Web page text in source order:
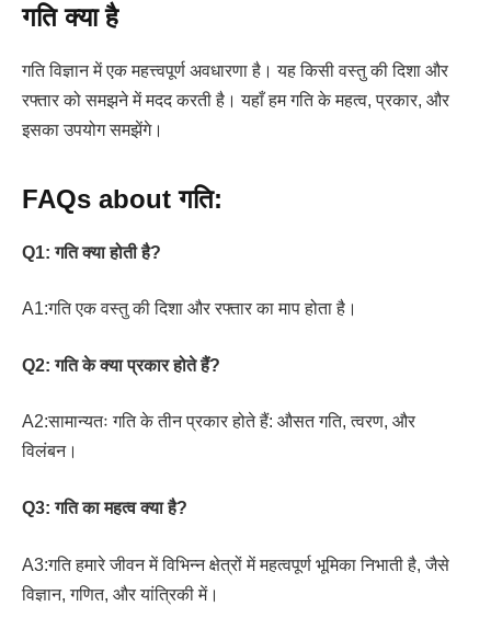
गति क्या है
गति विज्ञान में एक महत्त्वपूर्ण अवधारणा है। यह किसी वस्तु की दिशा और
रफ्तार को समझने में मदद करती है। यहाँ हम गति के महत्व, प्रकार, और
इसका उपयोग समझेंगे।
FAQs about गति:
Q1: गति क्या होती है?
A1:गति एक वस्तु की दिशा और रफ्तार का माप होता है।
Q2: गति के क्या प्रकार होते हैं?
A2:सामान्यतः गति के तीन प्रकार होते हैं: औसत गति, त्वरण, और
विलंबन।
Q3: गति का महत्व क्या है?
A3:गति हमारे जीवन में विभिन्न क्षेत्रों में महत्वपूर्ण भूमिका निभाती है, जैसे
विज्ञान, गणित, और यांत्रिकी में।